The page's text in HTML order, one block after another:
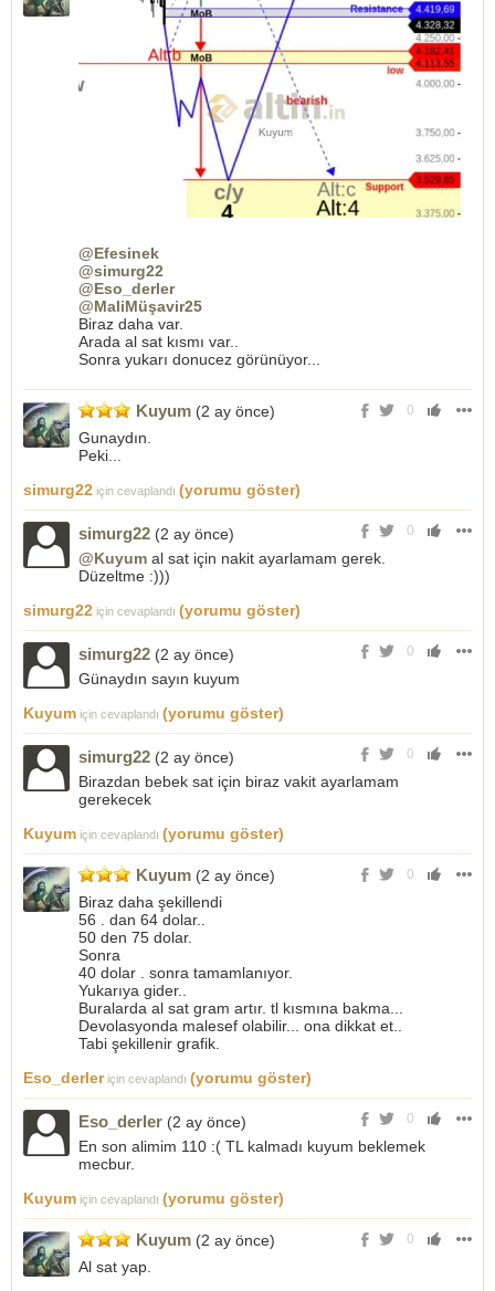
@Efesinek
@simurg22
@Eso_derler
@MaliMüşavir25
Biraz daha var.
Arada al sat kısmı var..
Sonra yukarı donucez görünüyor...
0
Kuyum (2 ay önce)
Gunaydın.
Peki...
simurg22 için cevaplandı (yorumu göster)
0
simurg22 (2 ay önce)
@Kuyum al sat için nakit ayarlamam gerek.
Düzeltme :)))
simurg22 için cevaplandı (yorumu göster)
0
simurg22 (2 ay önce)
Günaydın sayın kuyum
Kuyum için cevaplandı (yorumu göster)
0
simurg22 (2 ay önce)
Birazdan bebek sat için biraz vakit ayarlamam
gerekecek
Kuyum için cevaplandı (yorumu göster)
0
Kuyum (2 ay önce)
Biraz daha şekillendi
56 . dan 64 dolar..
50 den 75 dolar.
Sonra
40 dolar . sonra tamamlanıyor.
Yukarıya gider..
Buralarda al sat gram artır. tl kısmına bakma...
Devolasyonda malesef olabilir... ona dikkat et..
Tabi şekillenir grafik.
Eso_derleriçin cevaplandı (yorumu göster)
0
Eso_derler (2 ay önce)
En son alimim 110 :( TL kalmadı kuyum beklemek
mecbur.
Kuyum için cevaplandı (yorumu göster)
0
Kuyum (2 ay önce)
Al sat yap.